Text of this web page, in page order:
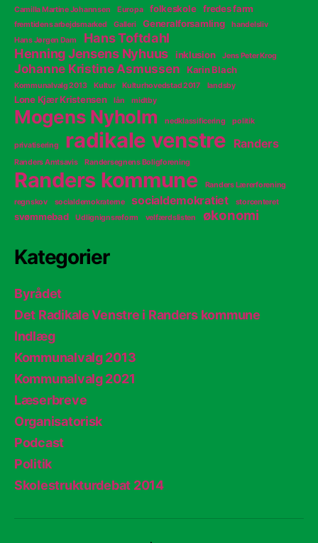
Camilla Martine Johannsen
Europa folkeskole fredes farm
fremtidens arbejdsmarked Galleri Generalforsamling
handelsliv
Hans Jørgen Dam
Hans Toftdahl
Henning Jensens Nyhuus
inklusion Jens Peter Krog
Johanne Kristine Asmussen Karin Blach
Kommunalvalg 2013 Kultur Kulturhovedstad 2017 landsby
Lone Kjær Kristensen lån midtby
Mogens Nyholm nedklassificering politik
privatisering radikale venstre Randers
Randers Amtsavis Randersegnens Boligforening
Randers kommune
Randers Lærerforening
regnskov
socialdemokraterne socialdemokratiet storcenteret
svømmebad Udlignignsreform velfærdslisten økonomi
Kategorier
Byrådet
Det Radikale Venstre i Randers kommune
Indlæg
Kommunalvalg 2013
Kommunalvalg 2021
Læserbreve
Organisatorisk
Podcast
Politik
Skolestrukturdebat 2014